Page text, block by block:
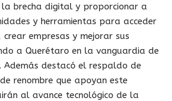
brecha digital y proporcionar a
y herramientas para acceder
crear empresas y mejorar sus
a Querétaro en la vanguardia de
destacó el respaldo de
renombre que apoyan este
al avance tecnológico de la